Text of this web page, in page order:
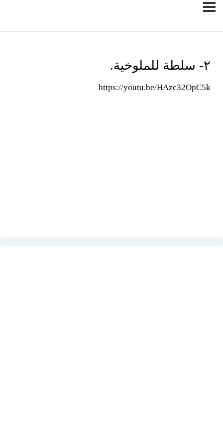
٢- سلطة للملوخية.
https://youtu.be/HAzc32OpC5k